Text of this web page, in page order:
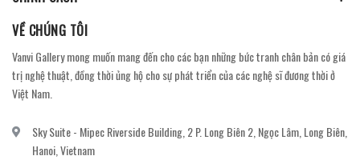
VỀ CHÚNG TÔI
Vanvi Gallery mong muốn mang đến cho các bạn những bức tranh chân bản có giá
trị nghệ thuật, đồng thời ủng hộ cho sự phát triển của các nghệ sĩ đương thời ở
Việt Nam.
Sky Suite - Mipec Riverside Building, 2 P. Long Biên 2, Ngọc Lâm, Long Biên,
Hanoi, Vietnam